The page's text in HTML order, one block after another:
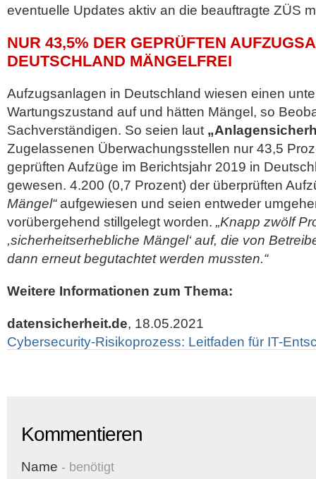
eventuelle Updates aktiv an die beauftragte ZÜS
NUR 43,5% DER GEPRÜFTEN
DEUTSCHLAND MÄNGELFREI
Aufzugsanlagen in Deutschland wiesen einen
Wartungszustand auf und hätten Mängel, so
Sachverständigen. So seien laut
Zugelassenen Überwachungsstellen nur 43,5
geprüften Aufzüge im Berichtsjahr 2019 in
gewesen. 4.200 (0,7 Prozent) der überprüften
Mängel“aufgewiesen und seien entweder
vorübergehend stillgelegt worden. „Knapp zwölf
,sicherheitserhebliche Mängel‘ auf, die von
dann erneut begutachtet werden mussten.“
Weitere Informationen zum Thema:
datensicherheit.de, 18.05.2021
Cybersecurity-Risikoprozess: Leitfaden für IT-
Kommentieren
Name - benötigt